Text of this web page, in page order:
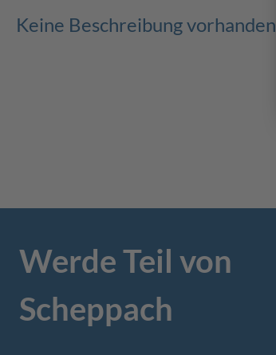
Keine Beschreibung vorhanden
Werde Teil von
Scheppach